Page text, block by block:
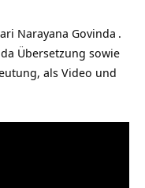
Narayana Govinda .
Übersetzung sowie
als Video und